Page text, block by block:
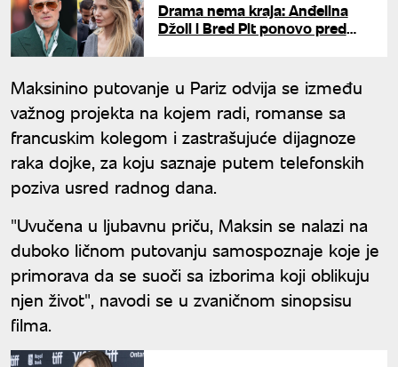
Drama nema kraja: Anđelina
Džoli i Bred Pit ponovo pred
Maksinino putovanje u Pariz odvija se između
važnog projekta na kojem radi, romanse sa
francuskim kolegom i zastrašujuće dijagnoze
raka dojke, za koju saznaje putem telefonskih
poziva usred radnog dana.
"Uvučena u ljubavnu priču, Maksin se nalazi na
duboko ličnom putovanju samospoznaje koje je
primorava da se suoči sa izborima koji oblikuju
njen život", navodi se u zvaničnom sinopsisu
filma.